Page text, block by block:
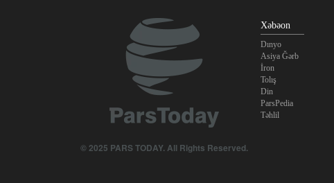
© 2025 PARS TODAY. All Rights Reserved.
Xəbəon
Dınyo
Asiya Ğərb
İron
Tolış
Din
ParsPedia
Təhlil